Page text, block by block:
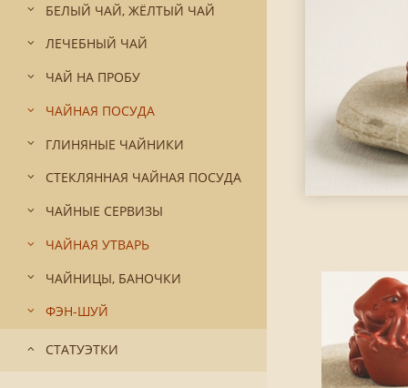
БЕЛЫЙ ЧАЙ, ЖЁЛТЫЙ ЧАЙ
ЛЕЧЕБНЫЙ ЧАЙ
ЧАЙ НА ПРОБУ
ЧАЙНАЯ ПОСУДА
ГЛИНЯНЫЕ ЧАЙНИКИ
СТЕКЛЯННАЯ ЧАЙНАЯ ПОСУДА
ЧАЙНЫЕ СЕРВИЗЫ
ЧАЙНАЯ УТВАРЬ
ЧАЙНИЦЫ, БАНОЧКИ
ФЭН-ШУЙ
СТАТУЭТКИ